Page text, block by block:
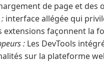
de page et des
interface allégée qui
extensions façonnent la
: Les DevTools
sur la plateforme